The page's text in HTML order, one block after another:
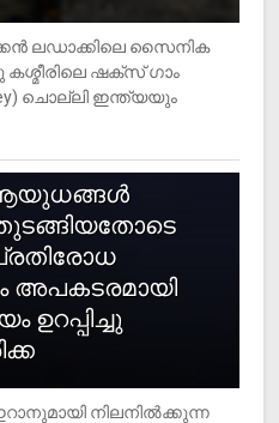
ലഡാക്കിലെ സൈനിക
കശ്മീരിലെ ഷക്സ് ​ഗാം
ചൊല്ലി ഇന്ത്യയും
ആയുധങ്ങള്‍
അപകടരമായി
ഉറപ്പിച്ചു
നിലനില്‍ക്കുന്ന